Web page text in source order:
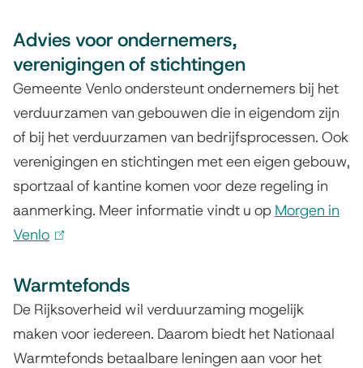
e
r
n
)
i
s
e
x
t
e
r
n
k
i
s
e
x
t
e
r
n
k
i
s
e
x
t
e
)
Advies voor ondernemers,
verenigingen of stichtingen
Gemeente Venlo ondersteunt ondernemers bij het
verduurzamen van gebouwen die in eigendom zijn
of bij het verduurzamen van bedrijfsprocessen. Ook
verenigingen en stichtingen met een eigen gebouw,
sportzaal of kantine komen voor deze regeling in
aanmerking. Meer informatie vindt u op Morgen in
Venlo
i
n
k
i
Warmtefonds
De Rijksoverheid wil verduurzaming mogelijk
maken voor iedereen. Daarom biedt het Nationaal
Warmtefonds betaalbare leningen aan voor het